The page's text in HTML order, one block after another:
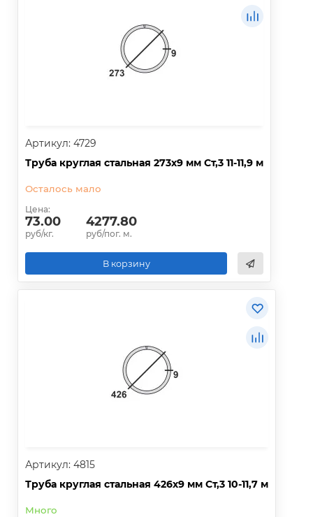
Артикул: 4729
Труба круглая стальная 273х9 мм Ст,3 11-11,9 м
Осталось мало
Цена:
73.00
руб/кг.
4277.80
руб/пог. м.
В корзину
Артикул: 4815
Труба круглая стальная 426х9 мм Ст,3 10-11,7 м
Много